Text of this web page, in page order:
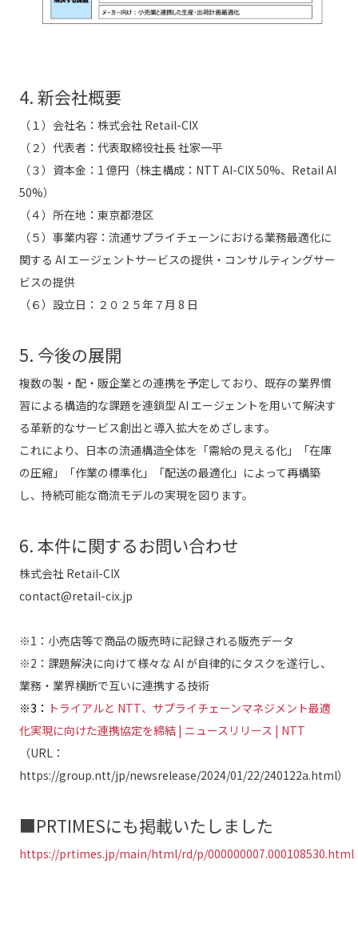
4. 新会社概要
（１）会社名：株式会社 Retail-CIX
（２）代表者：代表取締役社長 社家一平
（３）資本金：1 億円（株主構成：NTT AI-CIX 50%、Retail AI
50%）
（４）所在地：東京都港区
（５）事業内容：流通サプライチェーンにおける業務最適化に
関する AI エージェントサービスの提供・コンサルティングサー
ビスの提供
（６）設立日：２０２５年７月 8 日
5. 今後の展開
複数の製・配・販企業との連携を予定しており、既存の業界慣
習による構造的な課題を連鎖型 AI エージェントを用いて解決す
る革新的なサービス創出と導入拡大をめざします。
これにより、日本の流通構造全体を「需給の見える化」「在庫
の圧縮」「作業の標準化」「配送の最適化」によって再構築
し、持続可能な商流モデルの実現を図ります。
6. 本件に関するお問い合わせ
株式会社 Retail-CIX
contact@retail-cix.jp
※1：小売店等で商品の販売時に記録される販売データ
※2：課題解決に向けて様々な AI が自律的にタスクを遂行し、
業務・業界横断で互いに連携する技術
※3： トライアルと NTT、サプライチェーンマネジメント最適
化実現に向けた連携協定を締結 | ニュースリリース | NTT
（URL：
https://group.ntt/jp/newsrelease/2024/01/22/240122a.html）
■PRTIMESにも掲載いたしました
https://prtimes.jp/main/html/rd/p/000000007.000108530.html